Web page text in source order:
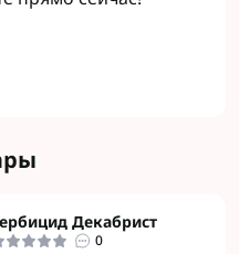
Декабрист
0